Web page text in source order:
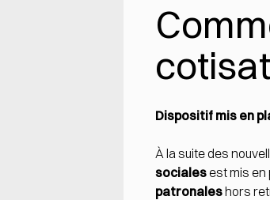
Dispositif mis en
À la suite des
socialesest mis en
patronaleshors